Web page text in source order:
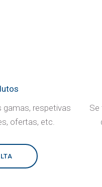
gamas, respetivas
ofertas, etc.
Se